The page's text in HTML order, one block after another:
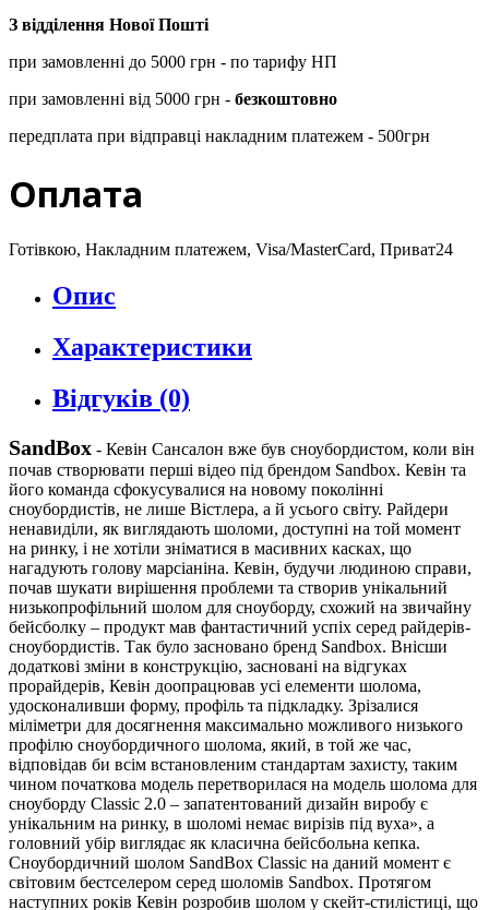
З відділення Нової Пошті
при замовленні до 5000 грн - по тарифу НП
при замовленні від 5000 грн - безкоштовно
передплата при відправці накладним платежем - 500грн
Оплата
Готівкою, Накладним платежем, Visa/MasterCard, Приват24
Опис
Характеристики
Відгуків (0)
SandBox - Кевін Сансалон вже був сноубордистом, коли він
почав створювати перші відео під брендом Sandbox. Кевін та
його команда сфокусувалися на новому поколінні
сноубордистів, не лише Вістлера, а й усього світу. Райдери
ненавиділи, як виглядають шоломи, доступні на той момент
на ринку, і не хотіли зніматися в масивних касках, що
нагадують голову марсіаніна. Кевін, будучи людиною справи,
почав шукати вирішення проблеми та створив унікальний
низькопрофільний шолом для сноуборду, схожий на звичайну
бейсболку – продукт мав фантастичний успіх серед райдерів-
сноубордистів. Так було засновано бренд Sandbox. Внісши
додаткові зміни в конструкцію, засновані на відгуках
прорайдерів, Кевін доопрацював усі елементи шолома,
удосконаливши форму, профіль та підкладку. Зрізалися
міліметри для досягнення максимально можливого низького
профілю сноубордичного шолома, який, в той же час,
відповідав би всім встановленим стандартам захисту, таким
чином початкова модель перетворилася на модель шолома для
сноуборду Classic 2.0 – запатентований дизайн виробу є
унікальним на ринку, в шоломі немає вирізів під вуха», а
головний убір виглядає як класична бейсбольна кепка.
Сноубордичний шолом SandBox Classic на даний момент є
світовим бестселером серед шоломів Sandbox. Протягом
наступних років Кевін розробив шолом у скейт-стилістиці, що